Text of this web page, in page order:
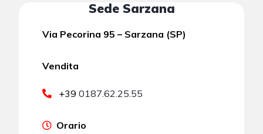
Sede Sarzana
Via Pecorina 95 – Sarzana (SP)
Vendita
+390187.62.25.55
Orario